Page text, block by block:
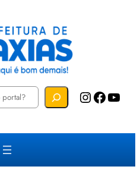
Instagram Facebook YouTube